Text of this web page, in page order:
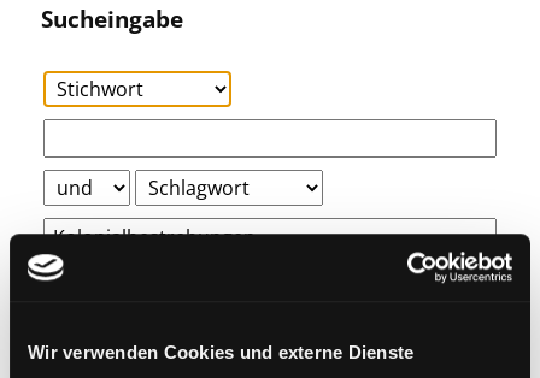
Wir verwenden Cookies und externe Dienste
Sucheingabe